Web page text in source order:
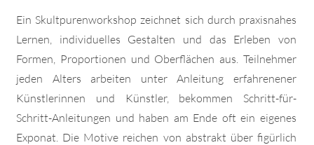
Ein Skultpurenworkshop zeichnet sich durch praxisnahes
Lernen, individuelles Gestalten und das Erleben von
Formen, Proportionen und Oberflächen aus. Teilnehmer
jeden Alters arbeiten unter Anleitung erfahrenener
Künstlerinnen und Künstler, bekommen Schritt-für-
Schritt-Anleitungen und haben am Ende oft ein eigenes
Exponat. Die Motive reichen von abstrakt über figürlich